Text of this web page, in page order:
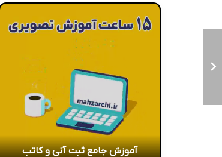
آموزش جامع ثبت آنی و کاتب